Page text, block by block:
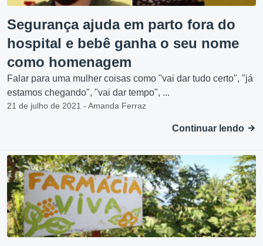
Segurança ajuda em parto fora do
hospital e bebê ganha o seu nome
como homenagem
Falar para uma mulher coisas como "vai dar tudo certo", "já
estamos chegando", "vai dar tempo", ...
21 de julho de 2021 - Amanda Ferraz
Continuar lendo